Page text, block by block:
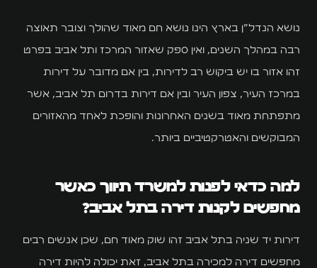
Executive
Localz
חומי דיפו
כל השירותים
נושא הנדל”ן בארץ הינו נושא חם מאוד שהולך וצובר תאוצה
רבה במהלך השנים, ואין ספק שאזור המרכז ותל אביב בפרט
זהו אזור בו יש ביקוש רב לדירות, בין אם מדובר על דירות
במרכז העיר, צפון העיר ובין אם דירות בדרום תל אביב, אשר
מתפתחת מאוד בשנים האחרונות והופכת לאחד מהאזורים
המבוקשים והאטרקטיביים ביותר.
למה כדאי לפנות למשרד תיווך כאשר
מחפשים לקנות דירה בתל אביב?
דירות יד שניה בתל אביב זהו שוק מאוד חם, שכן אנשים רבים
מחפשים דירה למכירה בתל אביב, זאת יכולה להיות דירה